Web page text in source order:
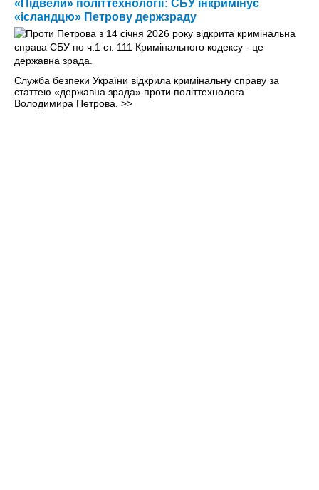
«Підвели» політтехнології: СБУ інкримінує
«ісландцю» Петрову держзраду
Служба безпеки України відкрила кримінальну справу за
статтею «державна зрада» проти політтехнолога
Володимира Петрова. >>